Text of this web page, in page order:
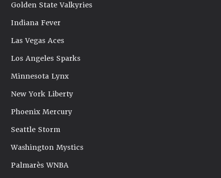
Golden State Valkyries
Indiana Fever
Las Vegas Aces
Los Angeles Sparks
Minnesota Lynx
New York Liberty
Phoenix Mercury
Seattle Storm
Washington Mystics
Palmarès WNBA